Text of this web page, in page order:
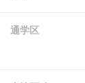
通学区